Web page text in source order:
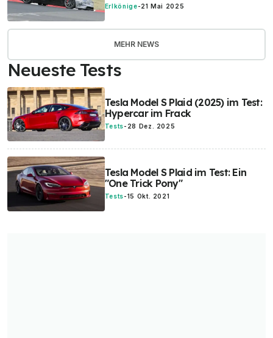
Erlkönige-21 Mai 2025
MEHR NEWS
Neueste Tests
Tesla Model S Plaid (2025) im Test:
Hypercar im Frack
Tests- 28 Dez. 2025
Tesla Model S Plaid im Test: Ein
"One Trick Pony"
Tests-15 Okt. 2021